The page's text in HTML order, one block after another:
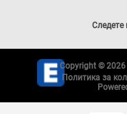
Следете
Copyright © 2026
Политика за